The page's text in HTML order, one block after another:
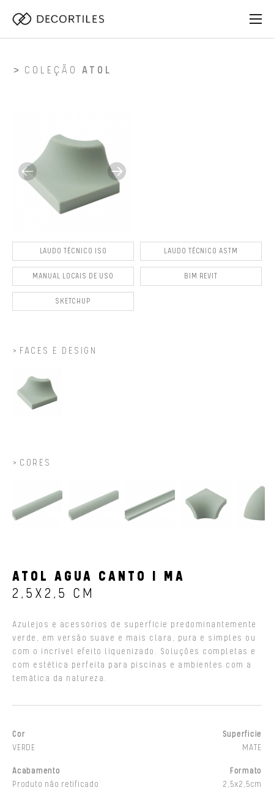
COLEÇÃO ATOL
LAUDO TÉCNICO ISO LAUDO TÉCNICO ASTM
MANUAL LOCAIS DE USO BIM REVIT
SKETCHUP
FACES E DESIGN
CORES
ATOL AGUA CANTO I MA
2,5X2,5 CM
Azulejos e acessórios de superfície predominantemente
verde, em versão suave e mais clara, pura e simples ou
com o incrível efeito liquenizado. Soluções completas e
com estética perfeita para piscinas e ambientes com a
temática da natureza.
Cor
VERDE
Superfície
MATE
Acabamento
Produto não retificado
Formato
2,5x2,5cm